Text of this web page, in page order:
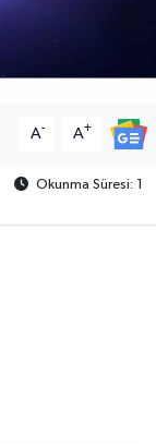
A- A+
Okunma Süresi: 1